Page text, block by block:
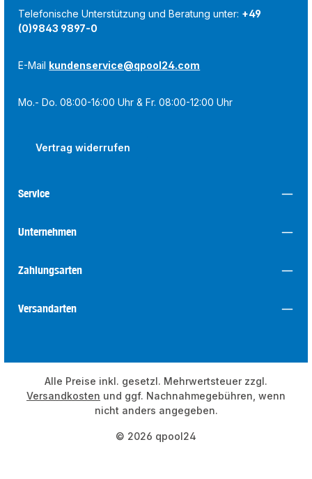
Telefonische Unterstützung und Beratung unter: +49
(0)9843 9897-0
E-Mail kundenservice@qpool24.com
Mo.- Do. 08:00-16:00 Uhr & Fr. 08:00-12:00 Uhr
Vertrag widerrufen
Service
Unternehmen
Zahlungsarten
Versandarten
© 2026 qpool24
Alle Preise inkl. gesetzl. Mehrwertsteuer zzgl.
Versandkosten und ggf. Nachnahmegebühren, wenn
nicht anders angegeben.